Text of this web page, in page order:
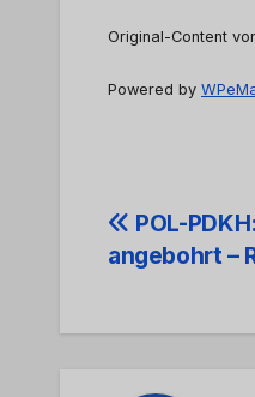
Original-Content
Powered by
POL-
angebohrt –